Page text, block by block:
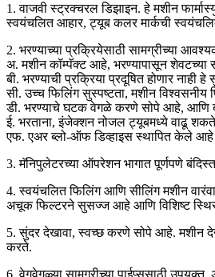
1. वाजवी स्ट्रक्चरल डिझाइन. हे मशीन
स्वयंचलित आहार, ट्यूब कलर मार्कची
2. भरण्याच्या प्रक्रियेसाठी सामग्रीच्या
अ. मशीन कॉम्पॅक्ट आहे, भरण्यापासून
बी. भरण्याची प्रक्रिया प्रदूषित होणार
सी. उच्च फिलिंग सुस्पष्टता, मशीन विश्वसनीय
डी. भरण्याचे घटक वेगळे करणे सोपे आहे, आणि
ई. भरताना, इंजेक्शन नोजल ट्यूबमध्ये वाढू
एफ. एअर ब्लो-ऑफ डिव्हाइस स्थापित केले आहे
3. मॅनिपुलेटरच्या ऑपरेशन भागात पूर्णपणे
4. स्वयंचलित फिलिंग आणि सीलिंग मशीन
अचूक फिल्टरने सुसज्ज आहे आणि विशिष्ट स्थिर
5. सुंदर देखावा, स्वच्छ करणे सोपे आहे. मशीन
करते.
6. वेगवेगळ्या सामग्रीच्या पाईप्ससाठी